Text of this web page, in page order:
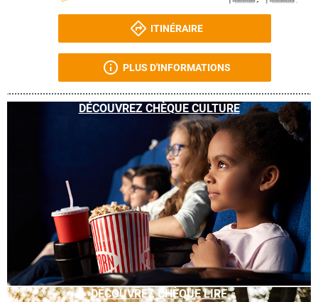
ITINÉRAIRE
PLUS D'INFORMATIONS
DÉCOUVREZ CHÈQUE CULTURE
DÉCOUVREZ CHÈQUE LIRE